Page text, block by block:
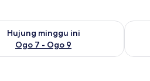
Hujung minggu ini
Ogo 7 - Ogo 9
untuk hujung minggu